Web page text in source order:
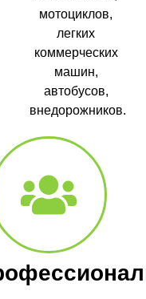
мотоциклов,
легких
коммерческих
машин,
автобусов,
внедорожников.